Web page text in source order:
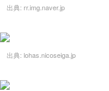
出典: rr.img.naver.jp
出典: lohas.nicoseiga.jp